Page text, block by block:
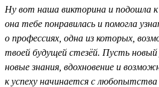
Ну вот наша викторина и подошла
она тебе понравилась и помогла
о профессиях, одна из которых,
твоей будущей стезёй. Пусть новый
новые знания, вдохновение и
к успеху начинается с